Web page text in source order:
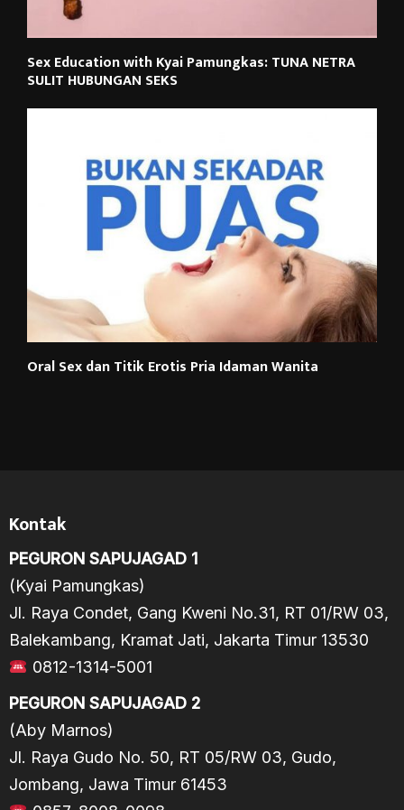
Sex Education with Kyai Pamungkas: TUNA NETRA
SULIT HUBUNGAN SEKS
Oral Sex dan Titik Erotis Pria Idaman Wanita
Kontak
PEGURON SAPUJAGAD 1
(Kyai Pamungkas)
Jl. Raya Condet, Gang Kweni No.31, RT 01/RW 03,
Balekambang, Kramat Jati, Jakarta Timur 13530
0812-1314-5001
PEGURON SAPUJAGAD 2
(Aby Marnos)
Jl. Raya Gudo No. 50, RT 05/RW 03, Gudo,
Jombang, Jawa Timur 61453